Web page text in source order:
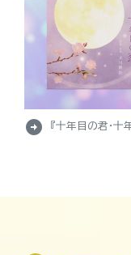
arrow_circle_right 『十年目の君・十